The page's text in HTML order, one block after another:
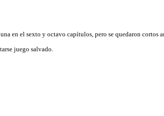
en el sexto y octavo capítulos, pero se quedaron cortos
juego salvado.